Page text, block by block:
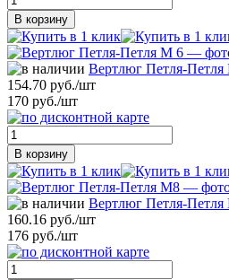
В корзину
Вертлюг Петля-
154.70 руб./шт
170 руб./шт
В корзину
Вертлюг Петля-
160.16 руб./шт
176 руб./шт